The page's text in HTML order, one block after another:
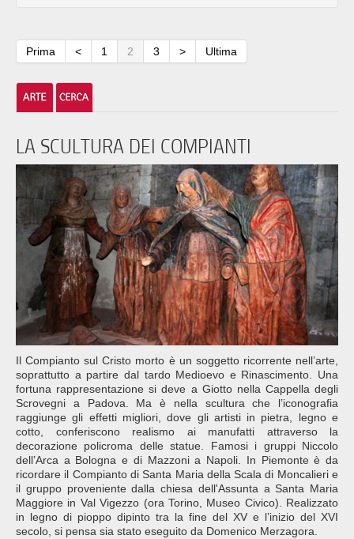
Prima < 1 2 3 > Ultima
LA SCULTURA DEI COMPIANTI
Il Compianto sul Cristo morto è un soggetto ricorrente nell’arte,
soprattutto a partire dal tardo Medioevo e Rinascimento. Una
fortuna rappresentazione si deve a Giotto nella Cappella degli
Scrovegni a Padova. Ma è nella scultura che l’iconografia
raggiunge gli effetti migliori, dove gli artisti in pietra, legno e
cotto, conferiscono realismo ai manufatti attraverso la
decorazione policroma delle statue. Famosi i gruppi Niccolo
dell’Arca a Bologna e di Mazzoni a Napoli. In Piemonte è da
ricordare il Compianto di Santa Maria della Scala di Moncalieri e
il gruppo proveniente dalla chiesa dell'Assunta a Santa Maria
Maggiore in Val Vigezzo (ora Torino, Museo Civico). Realizzato
in legno di pioppo dipinto tra la fine del XV e l’inizio del XVI
secolo, si pensa sia stato eseguito da Domenico Merzagora.